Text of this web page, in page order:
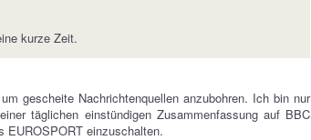
kurze Zeit.
gescheite Nachrichtenquellen anzubohren. Ich bin nur
täglichen einstündigen Zusammenfassung auf BBC
EUROSPORT einzuschalten.